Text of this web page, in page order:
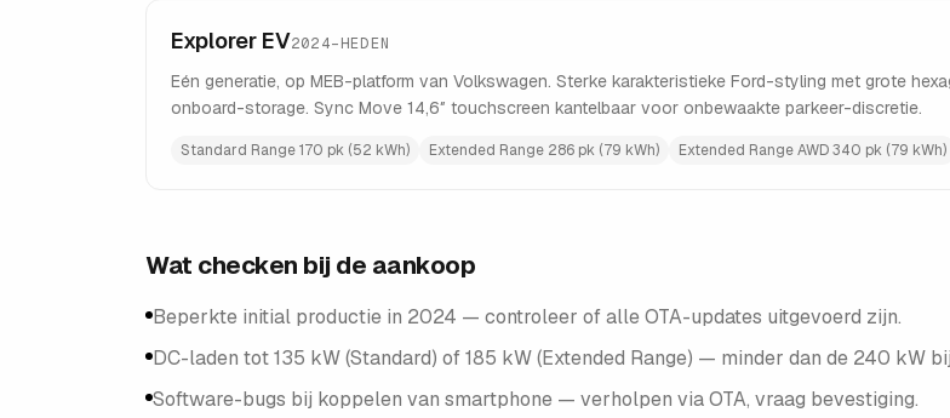
Explorer EV2024–HEDEN
Eén generatie, op MEB-platform van Volkswagen. Sterke karakteristieke Ford-styling met grote
onboard-storage. Sync Move 14,6″ touchscreen kantelbaar voor onbewaakte parkeer-discretie.
Standard Range 170 pk (52 kWh) Extended Range 286 pk (79 kWh) Extended Range AWD 340 pk (79 kWh)
Wat checken bij de aankoop
Beperkte initial productie in 2024 — controleer of alle OTA-updates uitgevoerd zijn.
DC-laden tot 135 kW (Standard) of 185 kW (Extended Range) — minder dan de 240 kW
Software-bugs bij koppelen van smartphone — verholpen via OTA, vraag bevestiging.